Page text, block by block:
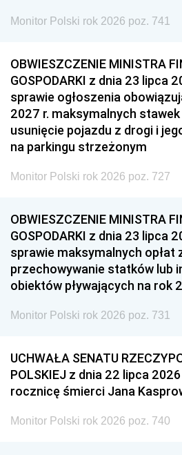
Monitor Polski rok 2026 poz. 741
OBWIESZCZENIE MINISTRA
GOSPODARKI z dnia 23 lipca
sprawie ogłoszenia
2027 r. maksymalnych stawek
usunięcie pojazdu z drogi i
na parkingu strzeżonym
Monitor Polski rok 2026 poz. 727
OBWIESZCZENIE MINISTRA
GOSPODARKI z dnia 23 lipca
sprawie maksymalnych opłat
przechowywanie statków lub
obiektów pływających na rok
Monitor Polski rok 2026 poz. 731
UCHWAŁA SENATU
POLSKIEJ z dnia 22 lipca 2026
rocznicę śmierci Jana
Monitor Polski rok 2026 poz. 740